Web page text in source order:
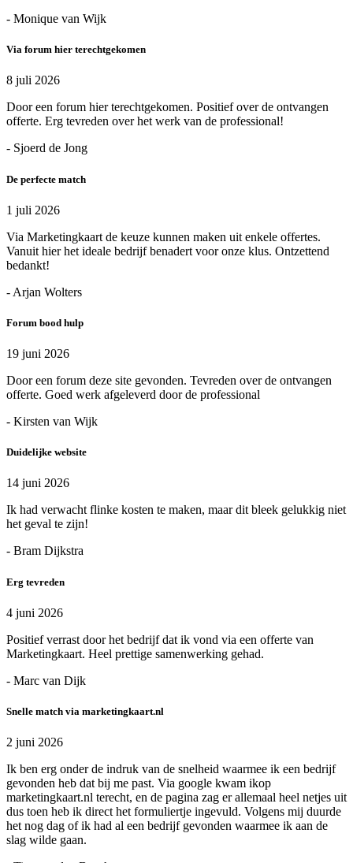
- Monique van Wijk
Via forum hier terechtgekomen
8 juli 2026
Door een forum hier terechtgekomen. Positief over de ontvangen
offerte. Erg tevreden over het werk van de professional!
- Sjoerd de Jong
De perfecte match
1 juli 2026
Via Marketingkaart de keuze kunnen maken uit enkele offertes.
Vanuit hier het ideale bedrijf benadert voor onze klus. Ontzettend
bedankt!
- Arjan Wolters
Forum bood hulp
19 juni 2026
Door een forum deze site gevonden. Tevreden over de ontvangen
offerte. Goed werk afgeleverd door de professional
- Kirsten van Wijk
Duidelijke website
14 juni 2026
Ik had verwacht flinke kosten te maken, maar dit bleek gelukkig niet
het geval te zijn!
- Bram Dijkstra
Erg tevreden
4 juni 2026
Positief verrast door het bedrijf dat ik vond via een offerte van
Marketingkaart. Heel prettige samenwerking gehad.
- Marc van Dijk
Snelle match via marketingkaart.nl
2 juni 2026
Ik ben erg onder de indruk van de snelheid waarmee ik een bedrijf
gevonden heb dat bij me past. Via google kwam ikop
marketingkaart.nl terecht, en de pagina zag er allemaal heel netjes uit
dus toen heb ik direct het formuliertje ingevuld. Volgens mij duurde
het nog dag of ik had al een bedrijf gevonden waarmee ik aan de
slag wilde gaan.